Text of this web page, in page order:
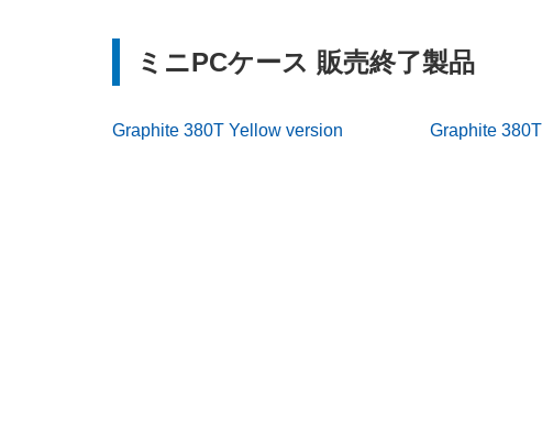
ミニPCケース 販売終了製品
Graphite 380T Yellow version Graphite